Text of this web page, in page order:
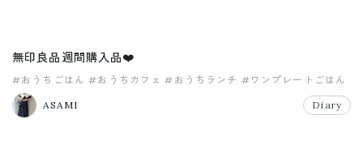
無印良品週間購入品❤️
#おうちごはん #おうちカフェ #おうちランチ #ワンプレートごはん
#無印
ASAMI
Diary